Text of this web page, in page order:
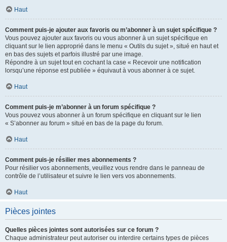
Haut
Comment puis-je ajouter aux favoris ou m’abonner à un sujet spécifique ?
Vous pouvez ajouter aux favoris ou vous abonner à un sujet spécifique en
cliquant sur le lien approprié dans le menu « Outils du sujet », situé en haut et
en bas des sujets et parfois illustré par une image.
Répondre à un sujet tout en cochant la case « Recevoir une notification
lorsqu’une réponse est publiée » équivaut à vous abonner à ce sujet.
Haut
Comment puis-je m’abonner à un forum spécifique ?
Vous pouvez vous abonner à un forum spécifique en cliquant sur le lien
« S’abonner au forum » situé en bas de la page du forum.
Haut
Comment puis-je résilier mes abonnements ?
Pour résilier vos abonnements, veuillez vous rendre dans le panneau de
contrôle de l’utilisateur et suivre le lien vers vos abonnements.
Haut
Pièces jointes
Quelles pièces jointes sont autorisées sur ce forum ?
Chaque administrateur peut autoriser ou interdire certains types de pièces